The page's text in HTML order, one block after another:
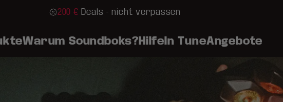
200 € Deals - nicht verpassen
40€ DE
Warum Soundboks? Hilfe In TuneAngebote